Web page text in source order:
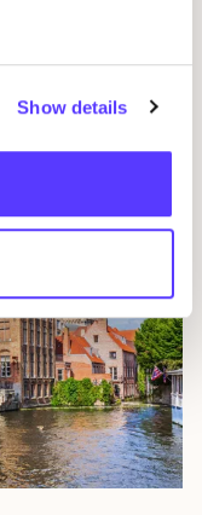
Show details